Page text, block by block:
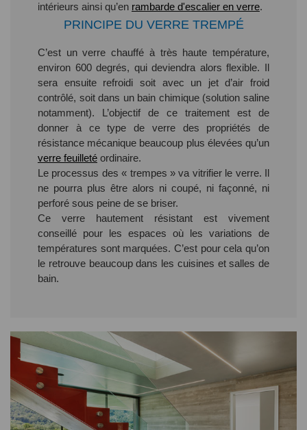
intérieurs ainsi qu’en rambarde d'escalier en verre.
PRINCIPE DU VERRE TREMPÉ
C’est un verre chauffé à très haute température,
environ 600 degrés, qui deviendra alors flexible. Il
sera ensuite refroidi soit avec un jet d’air froid
contrôlé, soit dans un bain chimique (solution saline
notamment). L’objectif de ce traitement est de
donner à ce type de verre des propriétés de
résistance mécanique beaucoup plus élevées qu’un
verre feuilleté ordinaire.
Le processus des « trempes » va vitrifier le verre. Il
ne pourra plus être alors ni coupé, ni façonné, ni
perforé sous peine de se briser.
Ce verre hautement résistant est vivement
conseillé pour les espaces où les variations de
températures sont marquées. C’est pour cela qu’on
le retrouve beaucoup dans les cuisines et salles de
bain.